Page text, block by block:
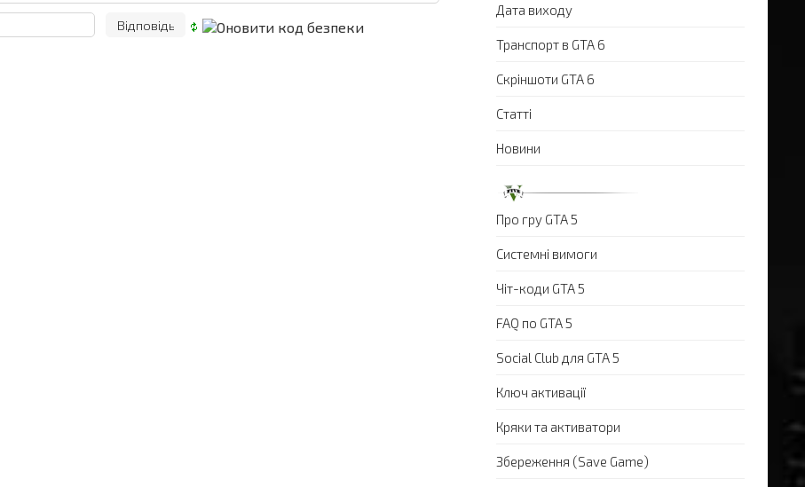
Дата виходу
Транспорт в GTA 6
Скріншоти GTA 6
Статті
Новини
Про гру GTA 5
Системні вимоги
Чіт-коди GTA 5
FAQ по GTA 5
Social Club для GTA 5
Ключ активації
Кряки та активатори
Збереження (Save Game)